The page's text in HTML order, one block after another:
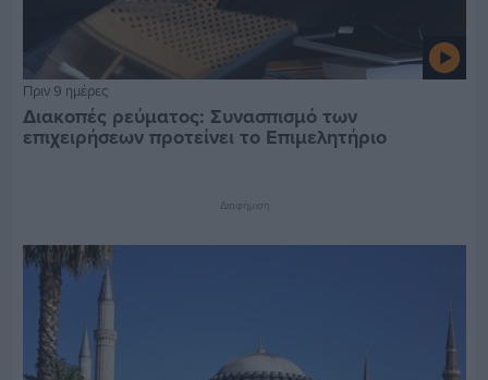
Πριν 9 ημέρες
Διακοπές ρεύματος: Συνασπισμό των
επιχειρήσεων προτείνει το Επιμελητήριο
Διαφήμιση